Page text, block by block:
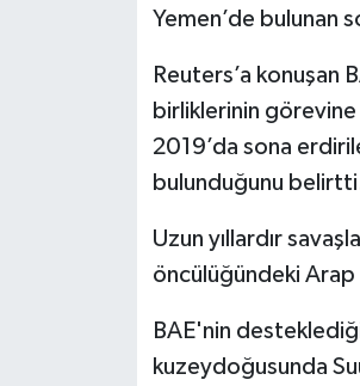
Yemen’de bulunan
Reuters’a konuşan
birliklerinin
2019’da sona
bulunduğunu
Uzun yıllardır
öncülüğündeki Arap
BAE'nin
kuzeydoğusunda